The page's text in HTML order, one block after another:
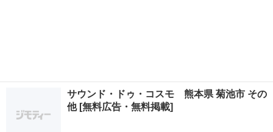
サウンド・ドゥ・コスモ 熊本県 菊池市 その
他 [無料広告・無料掲載]